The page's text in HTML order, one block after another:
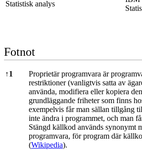
Statistisk analys
Fotnot
Fotnot
↑1
Proprietär programvara är
restriktioner (vanligtvis satta av
använda, modifiera eller kopiera
grundläggande friheter som finns
exempelvis får man sällan tillgång
inte ändra i programmet, och man
Stängd källkod används synonymt
programvara, för program där
(Wikipedia).